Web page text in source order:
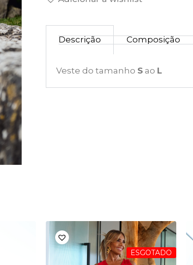
Descrição Composição
Veste do tamanho S ao L
ESGOTADO